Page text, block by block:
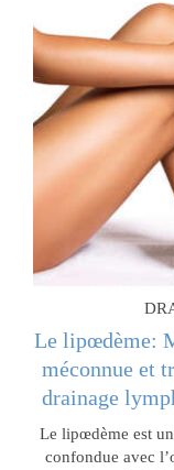
Le lipœdème:
méconnue et
drainage
Le lipœdème est
confondue avec